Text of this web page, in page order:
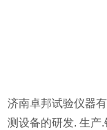
济南卓邦试验仪器
测设备的研发. 生产